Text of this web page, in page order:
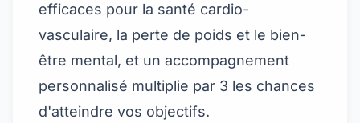
efficaces pour la santé cardio-
vasculaire, la perte de poids et le bien-
être mental, et un accompagnement
personnalisé multiplie par 3 les chances
d'atteindre vos objectifs.